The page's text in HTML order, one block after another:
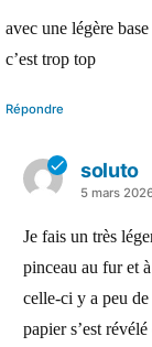
dit :
avec une légère
c’est trop top
Répondre
soluto
a
dit :
5 mars
Je fais un très
pinceau au fur et
celle-ci y a peu
papier s’est